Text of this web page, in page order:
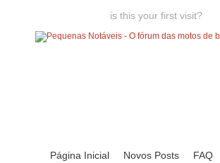
is this your first visit?
Página Inicial Novos Posts FAQ